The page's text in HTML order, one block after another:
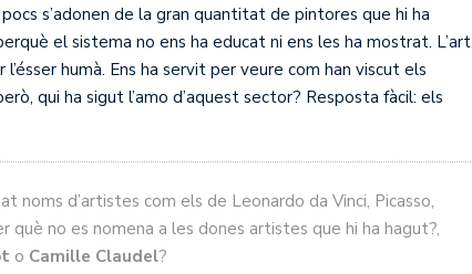
s’adonen de la gran quantitat de pintores que hi ha
el sistema no ens ha educat ni ens les ha mostrat. L’art
humà. Ens ha servit per veure com han viscut els
qui ha sigut l’amo d’aquest sector? Resposta fàcil: els
noms d’artistes com els de Leonardo da Vinci, Picasso,
què no es nomena a les dones artistes que hi ha hagut?,
o Camille Claudel?